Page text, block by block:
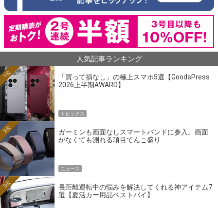
人気記事ランキング
「買って損なし」の極上スマホ5選【GoodsPress
2026上半期AWARD】
1位
トピックス
ガーミンも画面なしスマートバンドに参入。画面
がなくても測れる項目てんこ盛り
2位
ニュース
長距離運転中の悩みを解決してくれる神アイテム7
選【夏活カー用品ベストバイ】
3位